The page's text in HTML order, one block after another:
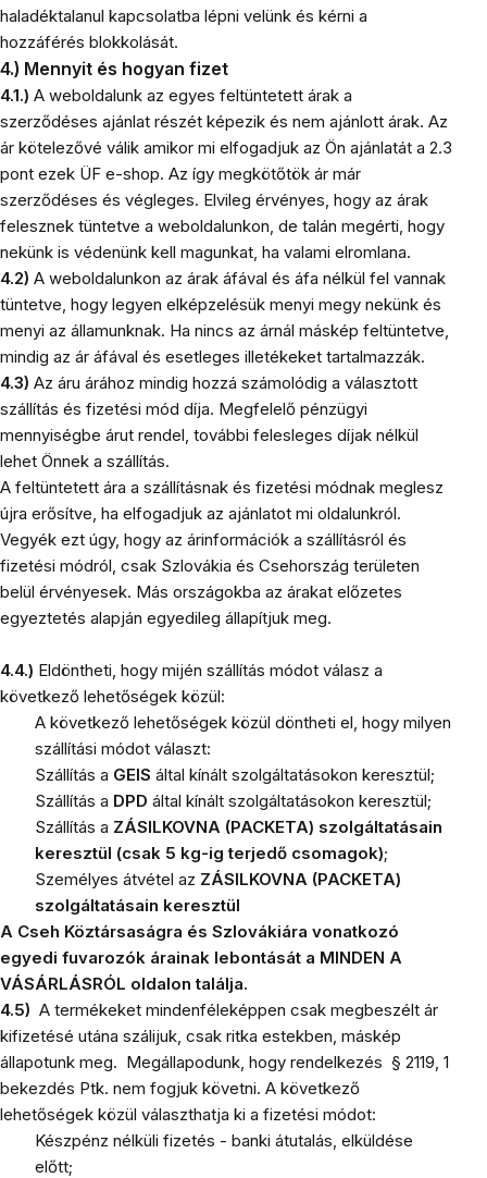
haladéktalanul kapcsolatba lépni velünk és kérni a
hozzáférés blokkolását.
4.) Mennyit és hogyan fizet
4.1.) A weboldalunk az egyes feltüntetett árak a
szerződéses ajánlat részét képezik és nem ajánlott árak. Az
ár kötelezővé válik amikor mi elfogadjuk az Ön ajánlatát a 2.3
pont ezek ÜF e-shop. Az így megkötőtök ár már
szerződéses és végleges. Elvileg érvényes, hogy az árak
felesznek tüntetve a weboldalunkon, de talán megérti, hogy
nekünk is védenünk kell magunkat, ha valami elromlana.
4.2) A weboldalunkon az árak áfával és áfa nélkül fel vannak
tüntetve, hogy legyen elképzelésük menyi megy nekünk és
menyi az államunknak. Ha nincs az árnál máskép feltüntetve,
mindig az ár áfával és esetleges illetékeket tartalmazzák.
4.3) Az áru árához mindig hozzá számolódig a választott
szállítás és fizetési mód díja. Megfelelő pénzügyi
mennyiségbe árut rendel, további felesleges díjak nélkül
lehet Önnek a szállítás.
A feltüntetett ára a szállításnak és fizetési módnak meglesz
újra erősítve, ha elfogadjuk az ajánlatot mi oldalunkról.
Vegyék ezt úgy, hogy az árinformációk a szállításról és
fizetési módról, csak Szlovákia és Csehország területen
belül érvényesek. Más országokba az árakat előzetes
egyeztetés alapján egyedileg állapítjuk meg.
4.4.) Eldöntheti, hogy mijén szállítás módot válasz a
következő lehetőségek közül:
A következő lehetőségek közül döntheti el, hogy milyen
szállítási módot választ:
Szállítás a GEIS által kínált szolgáltatásokon keresztül;
Szállítás a DPD által kínált szolgáltatásokon keresztül;
Szállítás a ZÁSILKOVNA (PACKETA) szolgáltatásain
keresztül (csak 5 kg-ig terjedő csomagok);
Személyes átvétel az ZÁSILKOVNA (PACKETA)
szolgáltatásain keresztül
A Cseh Köztársaságra és Szlovákiára vonatkozó
egyedi fuvarozók árainak lebontását a MINDEN A
VÁSÁRLÁSRÓL oldalon találja.
4.5) A termékeket mindenféleképpen csak megbeszélt ár
kifizetésé utána szálijuk, csak ritka estekben, máskép
állapotunk meg. Megállapodunk, hogy rendelkezés § 2119, 1
bekezdés Ptk. nem fogjuk követni. A következő
lehetőségek közül választhatja ki a fizetési módot:
Készpénz nélküli fizetés - banki átutalás, elküldése
előtt;